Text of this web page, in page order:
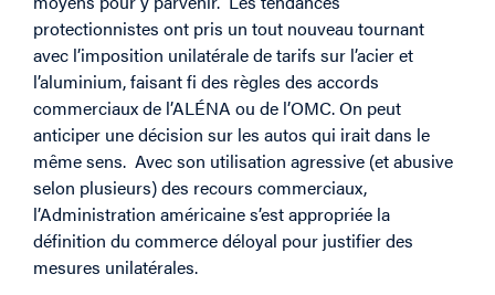
protectionnistes ont pris un tout nouveau tournant
avec l’imposition unilatérale de tarifs sur l’acier et
l’aluminium, faisant fi des règles des accords
commerciaux de l’ALÉNA ou de l’OMC. On peut
anticiper une décision sur les autos qui irait dans le
même sens. Avec son utilisation agressive (et abusive
selon plusieurs) des recours commerciaux,
l’Administration américaine s’est appropriée la
définition du commerce déloyal pour justifier des
mesures unilatérales.